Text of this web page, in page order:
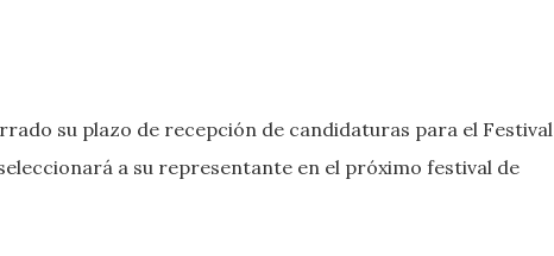
su plazo de recepción de candidaturas para el Festival
a su representante en el próximo festival de